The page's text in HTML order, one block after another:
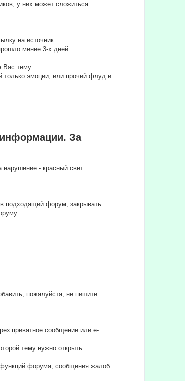
у них может сложиться
на источник.
менее 3-х дней.
Вас тему.
только эмоции, или прочий флуд и
информации. За
нарушение - красный свет.
подходящий форум; закрывать
пожалуйста, не пишите
приватное сообщение или e-
тему нужно открыть.
функций форума, сообщения жалоб